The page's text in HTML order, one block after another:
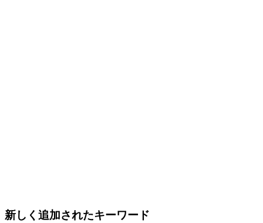
新しく追加されたキーワード